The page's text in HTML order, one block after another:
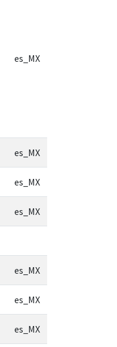
es_MX
es_MX
es_MX
es_MX
es_MX
es_MX
es_MX